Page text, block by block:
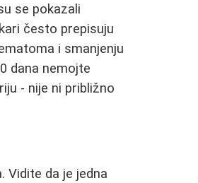
se pokazali
često prepisuju
i smanjenju
dana nemojte
- nije ni približno
Vidite da je jedna